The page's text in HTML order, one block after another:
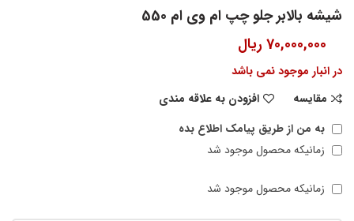
شیشه بالابر جلو چپ ام وی ام 550
70,000,000 ریال
در انبار موجود نمی باشد
مقایسه
افزودن به علاقه مندی
به من از طریق پیامک اطلاع بده
زمانیکه محصول موجود شد
زمانیکه محصول موجود شد